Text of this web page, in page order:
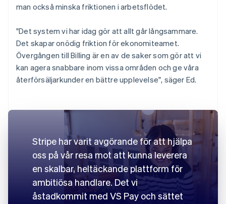
man också minska friktionen i arbetsflödet.
"Det system vi har idag gör att allt går långsammare.
Det skapar onödig friktion för ekonomiteamet.
Övergången till Billing är en av de saker som gör att vi
kan agera snabbare inom vissa områden och ge våra
återförsäljarkunder en bättre upplevelse", säger Ed.
Stripe har varit avgörande för att hjälpa
oss på vår resa mot att kunna leverera
en skalbar, heltäckande plattform för
ambitiösa handlare. Det vi
åstadkommit med VS Pay och sättet